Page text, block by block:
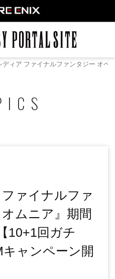
ディア ファイナルファンタジー オ
ファイナルファ
ムニア』期間
10+1回ガチ
ャンペーン開